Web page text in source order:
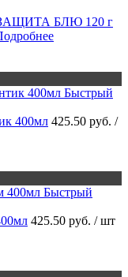
ЗАЩИТА БЛЮ 120 г
Быстрый
400мл 425.50 руб. /
Быстрый
425.50 руб. / шт